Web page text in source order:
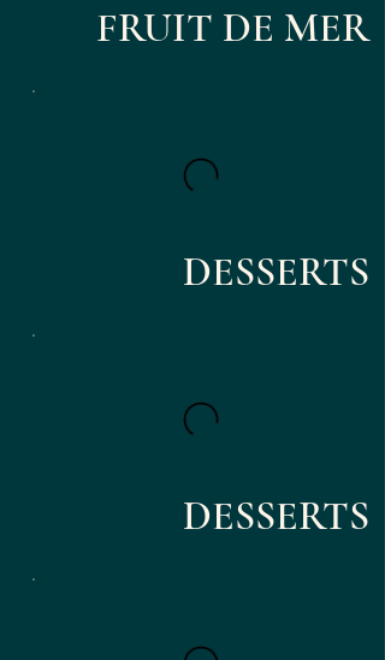
FRUIT DE MER
DESSERTS
DESSERTS